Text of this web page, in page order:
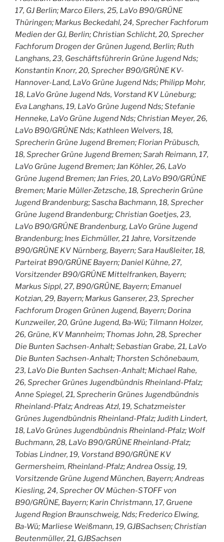
17, GJ Berlin; Marco Eilers, 25, LaVo B90/GRÜNE
Thüringen; Markus Beckedahl, 24, Sprecher Fachforum
Medien der GJ, Berlin; Christian Schlicht, 20, Sprecher
Fachforum Drogen der Grünen Jugend, Berlin; Ruth
Langhans, 23, Geschäftsführerin Grüne Jugend Nds;
Konstantin Knorr, 20, Sprecher B90/GRÜNE KV-
Hannover-Land, LaVo Grüne Jugend Nds; Philipp Mohr,
18, LaVo Grüne Jugend Nds, Vorstand KV Lüneburg;
Eva Langhans, 19, LaVo Grüne Jugend Nds; Stefanie
Henneke, LaVo Grüne Jugend Nds; Christian Meyer, 26,
LaVo B90/GRÜNE Nds; Kathleen Welvers, 18,
Sprecherin Grüne Jugend Bremen; Florian Prübusch,
18, Sprecher Grüne Jugend Bremen; Sarah Reimann, 17,
LaVo Grüne Jugend Bremen; Jan Köhler, 26, LaVo
Grüne Jugend Bremen; Jan Fries, 20, LaVo B90/GRÜNE
Bremen; Marie Müller-Zetzsche, 18, Sprecherin Grüne
Jugend Brandenburg; Sascha Bachmann, 18, Sprecher
Grüne Jugend Brandenburg; Christian Goetjes, 23,
LaVo B90/GRÜNE Brandenburg, LaVo Grüne Jugend
Brandenburg; Ines Eichmüller, 21 Jahre, Vorsitzende
B90/GRÜNE KV Nürnberg, Bayern; Sara Haußleiter, 18,
Parteirat B90/GRÜNE Bayern; Daniel Kühne, 27,
Vorsitzender B90/GRÜNE Mittelfranken, Bayern;
Markus Sippl, 27, B90/GRÜNE, Bayern; Emanuel
Kotzian, 29, Bayern; Markus Ganserer, 23, Sprecher
Fachforum Drogen Grünen Jugend, Bayern; Dorina
Kunzweiler, 20, Grüne Jugend, Ba-Wü; Tilmann Holzer,
26, Grüne, KV Mannheim; Thomas John, 28, Sprecher
Die Bunten Sachsen-Anhalt; Sebastian Grabe, 21, LaVo
Die Bunten Sachsen-Anhalt; Thorsten Schönebaum,
23, LaVo Die Bunten Sachsen-Anhalt; Michael Rahe,
26, Sprecher Grünes Jugendbündnis Rheinland-Pfalz;
Anne Spiegel, 21, Sprecherin Grünes Jugendbündnis
Rheinland-Pfalz; Andreas Atzl, 19, Schatzmeister
Grünes Jugendbündnis Rheinland-Pfalz; Judith Lindert,
18, LaVo Grünes Jugendbündnis Rheinland-Pfalz; Wolf
Buchmann, 28, LaVo B90/GRÜNE Rheinland-Pfalz;
Tobias Lindner, 19, Vorstand B90/GRÜNE KV
Germersheim, Rheinland-Pfalz; Andrea Ossig, 19,
Vorsitzende Grüne Jugend München, Bayern; Andreas
Kiesling, 24, Sprecher OV Müchen-STOFF von
B90/GRÜNE, Bayern; Karin Christmann, 17, Gruene
Jugend Region Braunschweig, Nds; Frederico Elwing,
Ba-Wü; Marliese Weißmann, 19, GJBSachsen; Christían
Beutenmüller, 21, GJBSachsen